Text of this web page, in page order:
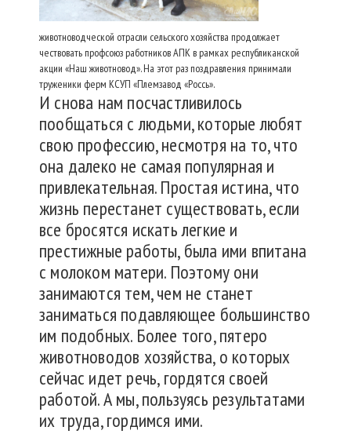
животноводческой отрасли сельского хозяйства продолжает
чествовать профсоюз работников АПК в рамках республиканской
акции «Наш животновод». На этот раз поздравления принимали
труженики ферм КСУП «Племзавод «Россь».
И снова нам посчастливилось
пообщаться с людьми, которые любят
свою профессию, несмотря на то, что
она далеко не самая популярная и
привлекательная. Простая истина, что
жизнь перестанет существовать, если
все бросятся искать легкие и
престижные работы, была ими впитана
с молоком матери. Поэтому они
занимаются тем, чем не станет
заниматься подавляющее большинство
им подобных. Более того, пятеро
животноводов хозяйства, о которых
сейчас идет речь, гордятся своей
работой. А мы, пользуясь результатами
их труда, гордимся ими.